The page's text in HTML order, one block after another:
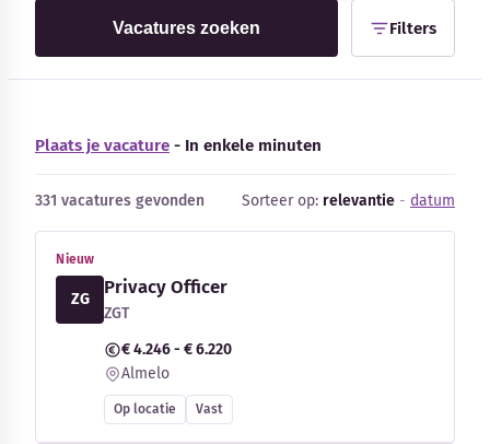
Vacatures zoeken Filters
Plaats je vacature - In enkele minuten
331 vacatures gevonden Sorteer op: relevantie - datum
Nieuw
ZG
Privacy Officer
ZGT
€ 4.246 - € 6.220
Almelo
Op locatie Vast